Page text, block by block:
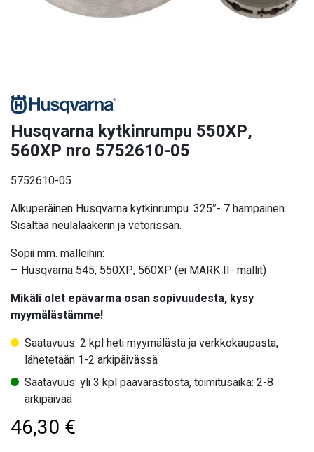
Husqvarna kytkinrumpu 550XP,
560XP nro 5752610-05
5752610-05
Alkuperäinen Husqvarna kytkinrumpu .325″- 7 hampainen.
Sisältää neulalaakerin ja vetorissan.
Sopii mm. malleihin:
– Husqvarna 545, 550XP, 560XP (ei MARK II- mallit)
Mikäli olet epävarma osan sopivuudesta, kysy
myymälästämme!
Saatavuus: 2 kpl heti myymälästä ja verkkokaupasta,
lähetetään 1-2 arkipäivässä
Saatavuus: yli 3 kpl päävarastosta, toimitusaika: 2-8
arkipäivää
46,30 €